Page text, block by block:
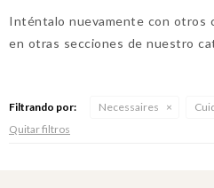
Inténtalo nuevamente con otros
en otras secciones de nuestro
Filtrando por: Necessaires
Quitar filtros